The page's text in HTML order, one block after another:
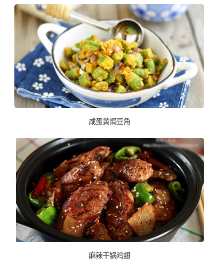
咸蛋黄焗豆角
麻辣干锅鸡翅